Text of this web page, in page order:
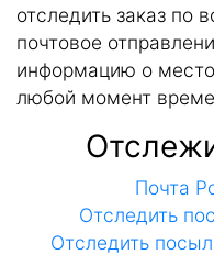
отследить заказ по
почтовое
информацию о
любой момент
Почта
Отследить
Отследить